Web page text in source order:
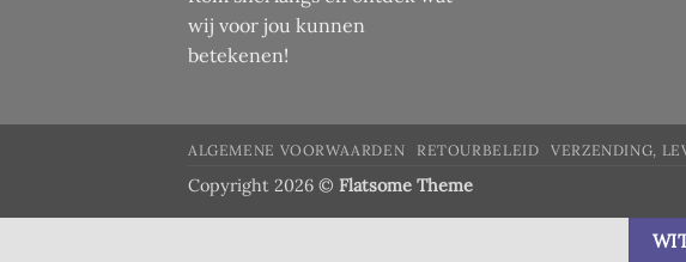
wij voor jou kunnen
betekenen!
ALGEMENE VOORWAARDEN RETOURBELEID VERZENDING,
Copyright 2026 © Flatsome Theme